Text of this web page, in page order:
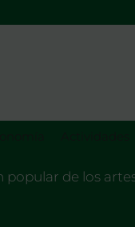
popular de los